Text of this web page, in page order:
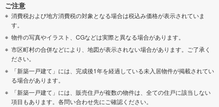
ご注意
消費税および地方消費税の対象となる場合は税込み価格が表示されていま
す。
物件の写真やイラスト、CGなどは実際と異なる場合があります。
市区町村の合併などにより、地図が表示されない場合があります。ご了承く
ださい。
「新築一戸建て」には、完成後1年を経過している未入居物件が掲載されてい
る場合があります。
「新築一戸建て」には、販売住戸が複数の物件は、全ての住戸に該当しない
項目もあります。各問い合わせ先にご確認ください。